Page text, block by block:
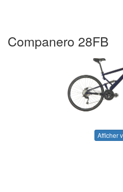
Companero 28FB
Afficher